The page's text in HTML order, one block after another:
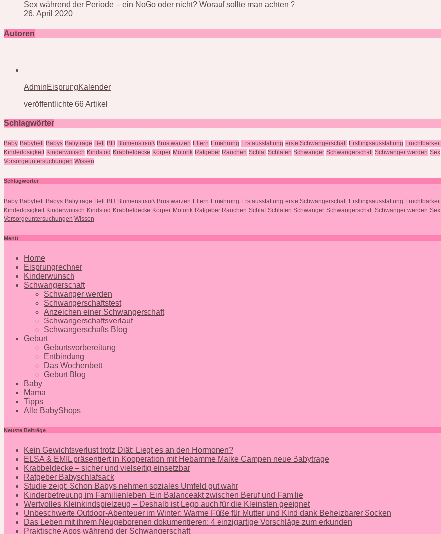
Sex während der Periode – ein NoGo oder nicht? Worauf sollte man achten ?
26. April 2020
Autoren
AdminEisprungKalender
veröffentlichte 66 Artikel
Schlagwörter
Baby Babybett Babys Babytrage Bett BH Blumenstrauß Brustwarzen Eltern Ernährung Erstausstattung erste Schwangerschaft Erstlingsausstattung Fruchtbarkeit
Kinderlosigkeit Kinderwunsch Kindstod Krabbeldecke Körper Motorik Ratgeber Rauchen Schlaf Schlafen Schwanger Schwangerschaft Schwanger werden Sex
Vorsorgeuntersuchungen Wissen
Schlagwörter
Baby Babybett Babys Babytrage Bett BH Blumenstrauß Brustwarzen Eltern Ernährung Erstausstattung erste Schwangerschaft Erstlingsausstattung Fruchtbarkeit
Kinderlosigkeit Kinderwunsch Kindstod Krabbeldecke Körper Motorik Ratgeber Rauchen Schlaf Schlafen Schwanger Schwangerschaft Schwanger werden Sex
Vorsorgeuntersuchungen Wissen
Menü
Home
Eisprungrechner
Kinderwunsch
Schwangerschaft
Schwanger werden
Schwangerschaftstest
Anzeichen einer Schwangerschaft
Schwangerschaftsverlauf
Schwangerschafts Blog
Geburt
Geburtsvorbereitung
Entbindung
Das Wochenbett
Geburt Blog
Baby
Mama
Tipps
Alle BabyShops
Neuste Beiträge
Kein Gewichtsverlust trotz Diät: Liegt es an den Hormonen?
ELSA & EMIL präsentiert in Kooperation mit Hebamme Maike Campen neue Babytrage
Krabbeldecke – sicher und vielseitig einsetzbar
Ratgeber Babyschlafsack
Studie zeigt: Schon Babys nehmen soziales Umfeld gut wahr
Kinderbetreuung im Familienleben: Ein Balanceakt zwischen Beruf und Familie
Wertvolles Kleinkindspielzeug – Deshalb ist Lego auch für die Kleinsten geeignet
Unbeschwerte Outdoor-Abenteuer im Winter: Warme Füße für Mutter und Kind dank Beheizbarer Socken
Das Leben mit ihrem Neugeborenen dokumentieren: 4 einzigartige Vorschläge zum erkunden
Praktische Apps während der Schwangerschaft